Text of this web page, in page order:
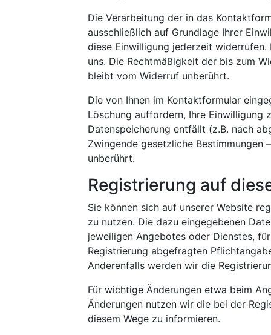
Die Verarbeitung der in das
ausschließlich auf Grundlage Ihrer
diese Einwilligung jederzeit
uns. Die Rechtmäßigkeit der bis zum
bleibt vom Widerruf unberührt.
Die von Ihnen im Kontaktformular
Löschung auffordern, Ihre
Datenspeicherung entfällt (z.B. nach
Zwingende gesetzliche Bestimmungen
unberührt.
Registrierung auf
Sie können sich auf unserer Website
zu nutzen. Die dazu eingegebenen
jeweiligen Angebotes oder Dienstes,
Registrierung abgefragten
Anderenfalls werden wir die
Für wichtige Änderungen etwa beim
Änderungen nutzen wir die bei der
diesem Wege zu informieren.